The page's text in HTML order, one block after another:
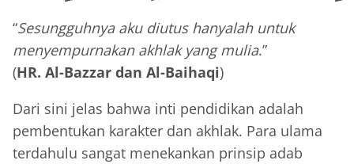
“Sesungguhnya aku diutus hanyalah untuk
menyempurnakan akhlak yang mulia.”
(HR. Al-Bazzar dan Al-Baihaqi)
Dari sini jelas bahwa inti pendidikan adalah
pembentukan karakter dan akhlak. Para ulama
terdahulu sangat menekankan prinsip adab